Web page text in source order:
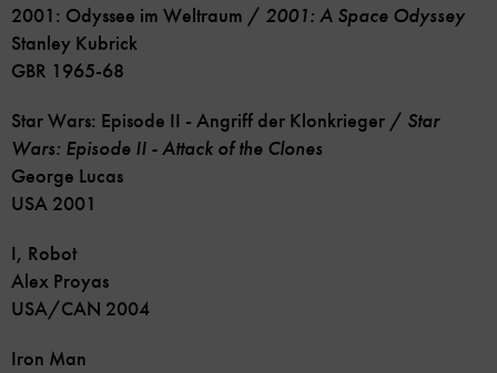
2001: Odyssee im Weltraum / 2001: A Space Odyssey
Stanley Kubrick
GBR 1965-68
Star Wars: Episode II - Angriff der Klonkrieger / Star
Wars: Episode II - Attack of the Clones
George Lucas
USA 2001
I, Robot
Alex Proyas
USA/CAN 2004
Iron Man